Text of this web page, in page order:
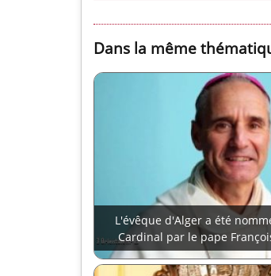
Dans la même
L'évêque d'Alger a été
Cardinal par le pape